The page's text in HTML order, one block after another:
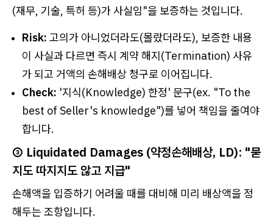
(재무, 기술, 특허 등)가 사실임"을 보증하는 것입니다.
Risk: 고의가 아니었더라도(몰랐더라도), 보증한 내용
이 사실과 다르면 즉시 계약 해지(Termination) 사유
가 되고 거액의 손해배상 청구로 이어집니다.
Check: '지식(Knowledge) 한정' 문구(ex. "To the
best of Seller's knowledge")를 넣어 책임을 줄여야
합니다.
③ Liquidated Damages (약정손해배상, LD): "묻
지도 따지지도 않고 지급"
손해액을 입증하기 어려울 때를 대비해 미리 배상액을 정
해두는 조항입니다.